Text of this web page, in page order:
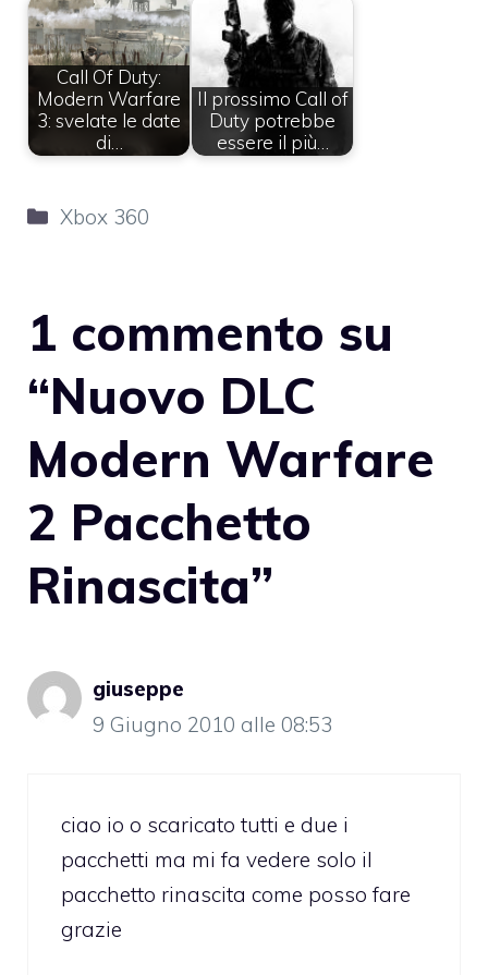
Call Of Duty:
Modern Warfare
3: svelate le date
di…
Il prossimo Call of
Duty potrebbe
essere il più…
Categorie
Xbox 360
1 commento su
“Nuovo DLC
Modern Warfare
2 Pacchetto
Rinascita”
giuseppe
9 Giugno 2010 alle 08:53
ciao io o scaricato tutti e due i
pacchetti ma mi fa vedere solo il
pacchetto rinascita come posso fare
grazie